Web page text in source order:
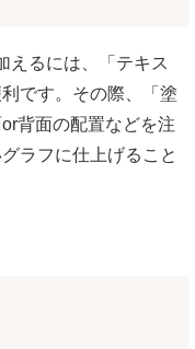
えるには、「テキス
です。その際、「塗
背面の配置などを注
ラフに仕上げること